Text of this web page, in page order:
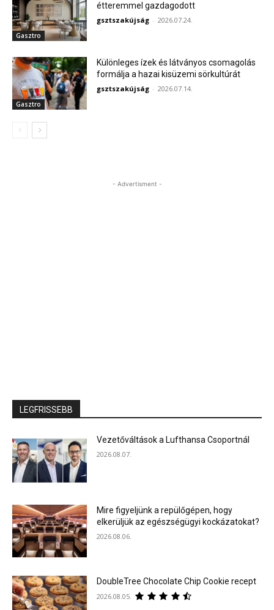
Gasztro
étteremmel gazdagodott
gsztszakújság - 2026.07.24.
Gasztro
Különleges ízek és látványos csomagolás
formálja a hazai kisüzemi sörkultúrát
gsztszakújság - 2026.07.14.
- Advertisment -
LEGFRISSEBB
Vezetőváltások a Lufthansa Csoportnál
2026.08.07.
Mire figyeljünk a repülőgépen, hogy
elkerüljük az egészségügyi kockázatokat?
2026.08.06.
DoubleTree Chocolate Chip Cookie recept
2026.08.05.